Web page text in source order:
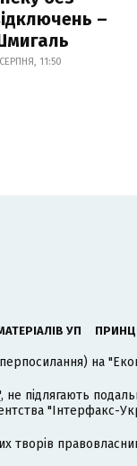
–
11:50
УП
на
, не підлягають
"Інтерфакс-
творів